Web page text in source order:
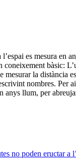
es mesura en
coneixement bàsic:
mesurar la distància
nombres. Per
anys llum, per